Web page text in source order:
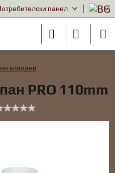
панел
клапани
PRO 110mm